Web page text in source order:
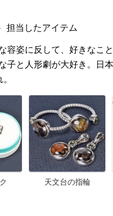
担当したアイテム
容姿に反して、好きなこ
子と人形劇が大好き。日
天文台の指輪